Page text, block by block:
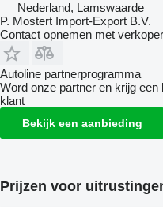
Nederland, Lamswaarde
P. Mostert Import-Export B.V.
Contact opnemen met verkoper
Autoline partnerprogramma
Word onze partner en krijg
klant
Bekijk een aanbieding
Prijzen voor